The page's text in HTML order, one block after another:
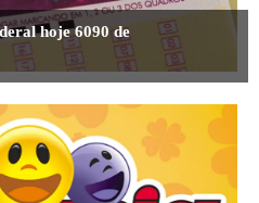
hoje 6090 de